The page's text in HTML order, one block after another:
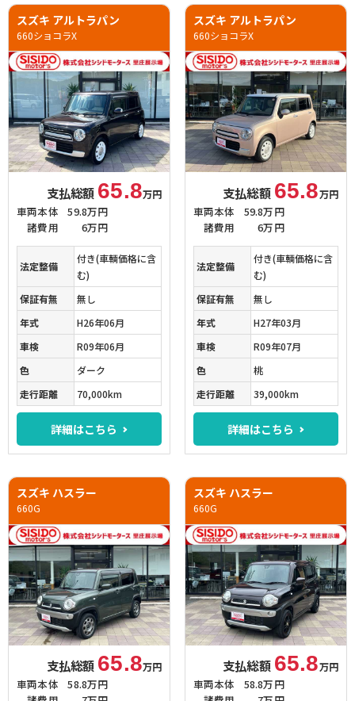
スズキ アルトラパン
660ショコラX
支払総額 65.8万円
車両本体
59.8万円
諸費用
6万円
法定整備
付き(車輌価格に含
む)
保証有無
無し
年式
H26年06月
車検
R09年06月
色
ダーク
走行距離
70,000km
詳細はこちら
スズキ アルトラパン
660ショコラX
支払総額 65.8万円
車両本体
59.8万円
諸費用
6万円
法定整備
付き(車輌価格に含
む)
保証有無
無し
年式
H27年03月
車検
R09年07月
色
桃
走行距離
39,000km
詳細はこちら
スズキ ハスラー
660G
支払総額 65.8万円
車両本体
58.8万円
スズキ ハスラー
660G
支払総額 65.8万円
車両本体
58.8万円